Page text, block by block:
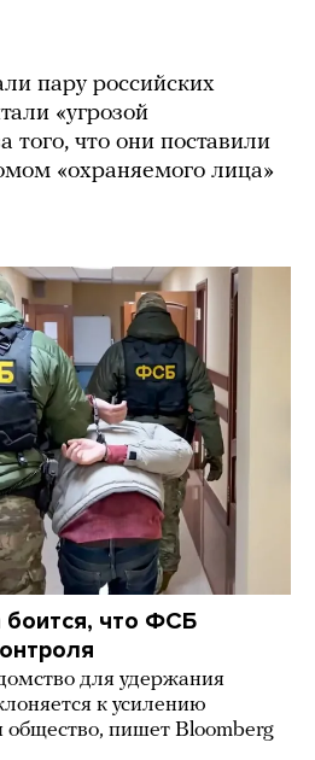
пару российских
«угрозой
того, что они поставили
«охраняемого лица»
боится, что ФСБ
для удержания
к усилению
общество, пишет Bloomberg